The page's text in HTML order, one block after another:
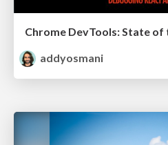
addyosmani